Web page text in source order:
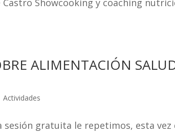
Castro Showcooking y coaching
ALIMENTACIÓN
Actividades
sesión gratuita le repetimos, esta vez